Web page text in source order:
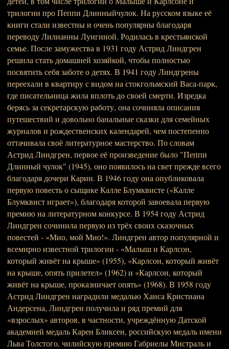
трилогии про Пеппи Длинныйчулок. На русском языке её
книги стали известны и очень популярны благодаря
переводу Лилианны Лунгиной. Родилась в крестьянской
семье. После замужества в 1931 году Астрид Линдгрен
решила стать домашней хозяйкой, чтобы полностью
посвятить себя заботе о детях. В 1941 году Линдгрены
переехали в квартиру с видом на стокгольмский Васа-парк,
где писательница жила вплоть до своей смерти. Изредка
берясь за секретарскую работу, она сочиняла описания
путешествий и довольно банальные сказки для семейных
журналов и рождественских календарей, чем постепенно
оттачивала своё литературное мастерство. По словам
Астрид Линдгрен, первое её произведение было "Пеппи
Длинный чулок" (1945), оно появилось на свет прежде всего
благодаря дочери Карин. В 1946 году она опубликовала
первую повесть о сыщике Калле Блумквисте («Калле
Блумквист играет»), благодаря которой завоевала первую
премию на литературном конкурсе. В 1954 году Астрид
Линдгрен сочинила первую из трёх своих сказочных
повестей - «Мио, мой Мио!». Линдгрен автор популярной и
всемирно известной трилогии - «Малыш и Карлсон,
который живёт на крыше» (1955), «Карлсон, который живёт
на крыше, опять прилетел» (1962) и «Карлсон, который
живёт на крыше, проказничает опять» (1968). В 1958 году
Астрид Линдгрен наградили медалью Ханса Кристиана
Андерсена, Линдгрен получила и ряд премий для
«взрослых» авторов, в частности, учреждённую Датской
академией медаль Карен Бликсен, российскую медаль имени
Льва Толстого, чилийскую премию Габриелы Мистраль и